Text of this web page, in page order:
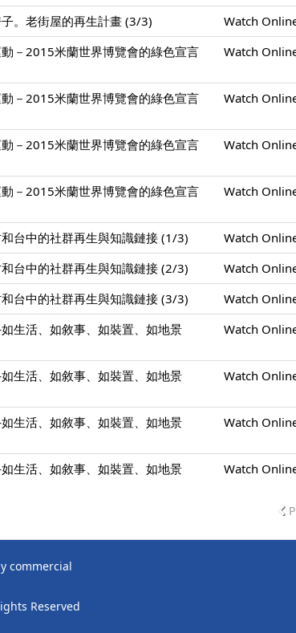
。老街屋的再生計畫 (3/3)
Watch
－2015米蘭世界博覽會的綠色宣言
Watch
－2015米蘭世界博覽會的綠色宣言
Watch
－2015米蘭世界博覽會的綠色宣言
Watch
－2015米蘭世界博覽會的綠色宣言
Watch
台中的社群再生與知識鏈接 (1/3)
Watch
台中的社群再生與知識鏈接 (2/3)
Watch
台中的社群再生與知識鏈接 (3/3)
Watch
生活、如敘事、如裝置、如地景
Watch
生活、如敘事、如裝置、如地景
Watch
生活、如敘事、如裝置、如地景
Watch
生活、如敘事、如裝置、如地景
Watch
commercial
Reserved